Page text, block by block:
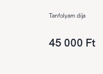
Tanfolyam díja
45 000 Ft